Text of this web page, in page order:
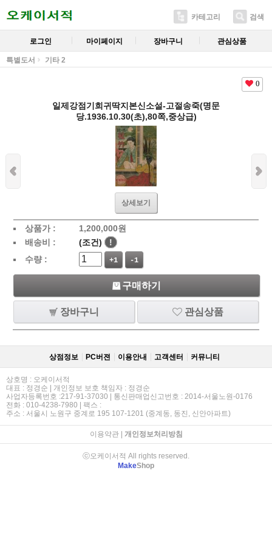
카테고리 검색
로그인 마이페이지 장바구니 관심상품
특별도서 기타 2
0
일제강점기희귀딱지본신소설-고절송죽(명문
당.1936.10.30(초),80쪽,중상급)
상세보기
상품가 : 1,200,000원
배송비 :
(조건)
!
수량 :
+1 -1
구매하기
장바구니 관심상품
상점정보 PC버젼 이용안내 고객센터 커뮤니티
상호명 : 오케이서적
대표 : 정경순 | 개인정보 보호 책임자 : 정경순
사업자등록번호 :217-91-37030 | 통신판매업신고번호 : 2014-서울노원-0176
전화 : 010-4238-7980 | 팩스 :
주소 : 서울시 노원구 중계로 195 107-1201 (중계동, 동진, 신안아파트)
이용약관| 개인정보처리방침
ⓒ오케이서적 All rights reserved.
MakeShop